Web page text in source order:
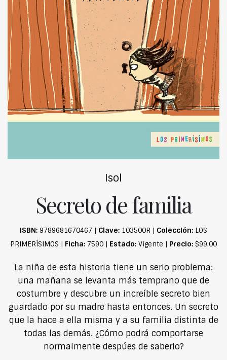
Isol
Secreto de familia
ISBN: 9789681670467 | Clave: 103500R | Colección: LOS
PRIMERÍSIMOS | Ficha: 7590 | Estado: Vigente | Precio: $99.00
La niña de esta historia tiene un serio problema:
una mañana se levanta más temprano que de
costumbre y descubre un increíble secreto bien
guardado por su madre hasta entonces. Un secreto
que la hace a ella misma y a su familia distinta de
todas las demás. ¿Cómo podrá comportarse
normalmente despúes de saberlo?